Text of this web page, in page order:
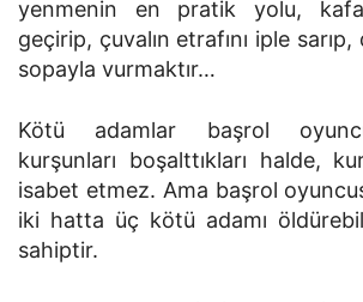
yenmenin en pratik yolu,
geçirip, çuvalın etrafını iple
sopayla vurmaktır…
Kötü adamlar başrol
kurşunları boşalttıkları halde,
isabet etmez. Ama başrol
iki hatta üç kötü adamı
sahiptir.